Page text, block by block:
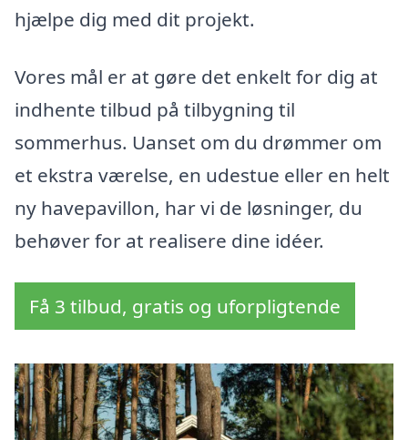
hjælpe dig med dit projekt.
Vores mål er at gøre det enkelt for dig at
indhente tilbud på tilbygning til
sommerhus. Uanset om du drømmer om
et ekstra værelse, en udestue eller en helt
ny havepavillon, har vi de løsninger, du
behøver for at realisere dine idéer.
Få 3 tilbud, gratis og uforpligtende